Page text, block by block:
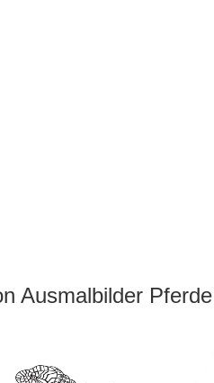
Ausmalbilder